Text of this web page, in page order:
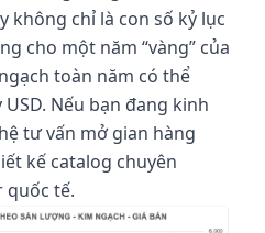
không chỉ là con số kỷ lục
cho một năm “vàng” của
toàn năm có thể
Nếu bạn đang kinh
tư vấn mở gian hàng
kế catalog chuyên
quốc tế.